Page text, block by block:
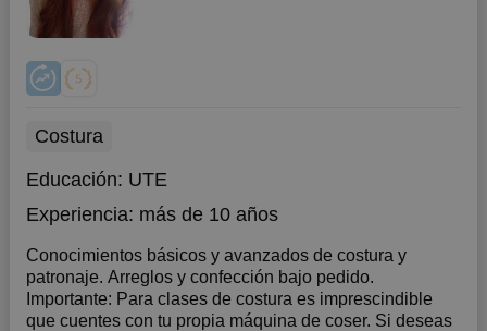
Costura
Educación: UTE
Experiencia: más de 10 años
Conocimientos básicos y avanzados de costura y
patronaje. Arreglos y confección bajo pedido.
Importante: Para clases de costura es imprescindible
que cuentes con tu propia máquina de coser. Si deseas